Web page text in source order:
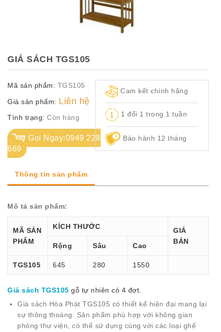
MÃ
CH.
SÁCH
Q.
ĐỊNH
GIÁ SÁCH TGS105
Mã sản phẩm: TGS105
Giá sản phẩm: Liên hệ
Tình trạng: Còn hàng
Gọi Ngay:0949 228
669
Cam kết chính hãng
1 đổi 1 trong 1 tuần
Bảo hành 12 tháng
Thông tin sản phẩm
Mô tả sản phẩm:
MÃ SẢN
PHẨM
KÍCH THƯỚC
GIÁ
BÁN
Rộng Sâu Cao
TGS105 645 280 1550
Giá sách TGS105 gỗ tự nhiên có 4 đợt.
Giá sách Hòa Phát TGS105 có thiết kế hiện đại mang lại
sự thông thoáng. Sản phẩm phù hợp với không gian
phòng thư viện, có thể sử dụng cùng với các loại ghế